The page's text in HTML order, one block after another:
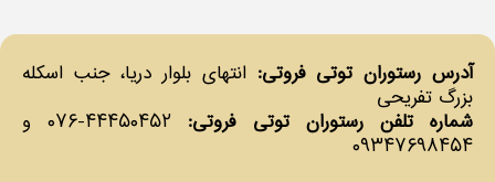
آدرس رستوران توتی فروتی: انتهای بلوار دریا، جنب اسکله
بزرگ تفریحی
شماره تلفن رستوران توتی فروتی: ۴۴۴۵۰۴۵۲-۰۷۶ و
۰۹۳۴۷۶۹۸۴۵۴